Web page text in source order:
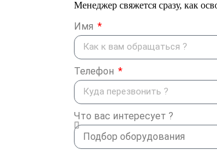
Менеджер свяжется сразу, как
Имя
Телефон
Что вас интересует ?